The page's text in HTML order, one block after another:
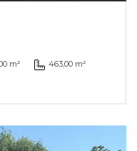
m²
463,00 m²